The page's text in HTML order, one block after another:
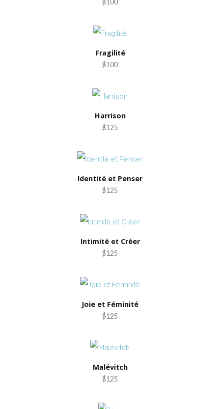
Fragilité
$100
Harrison
$125
Identité et Penser
$125
Intimité et Créer
$125
Joie et Féminité
$125
Malévitch
$125